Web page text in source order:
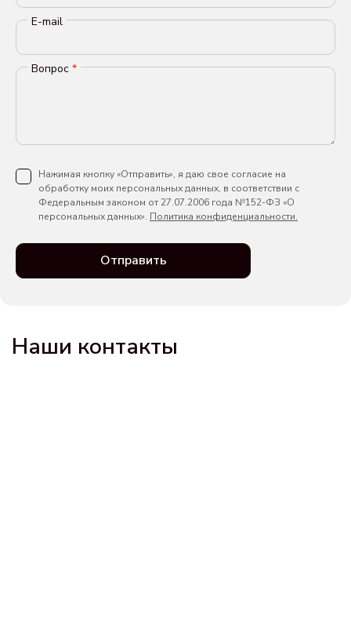
E-mail
Вопрос *
Нажимая кнопку «Отправить», я даю свое согласие на
обработку моих персональных данных, в соответствии с
Федеральным законом от 27.07.2006 года №152-ФЗ «О
персональных данных». Политика конфиденциальности.
Отправить
Наши контакты